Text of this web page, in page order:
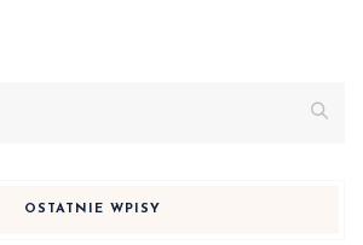
OSTATNIE WPISY